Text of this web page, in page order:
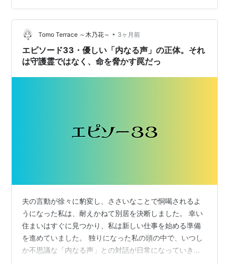
ュアルリーディング」※お隣は42番と48番
「Timshel（ティムシェル）のスピリチュアルリーディン
グ」あなたのお悩…
Tomo Terrace ～木乃花～ • 3ヶ月前
エピソード33・優しい「内なる声」の正体。それ
は守護霊ではなく、命を脅かす罠だっ
夫の言動が徐々に豹変し、ささいなことで恫喝されるよ
うになった私は、耐えかねて別居を決断しました。 幸い
住まいはすぐに見つかり、私は新しい仕事を始める準備
を進めていました。 独りになった私の頭の中で、いつし
か不思議な「内なる声」との対話が日常になっていきま